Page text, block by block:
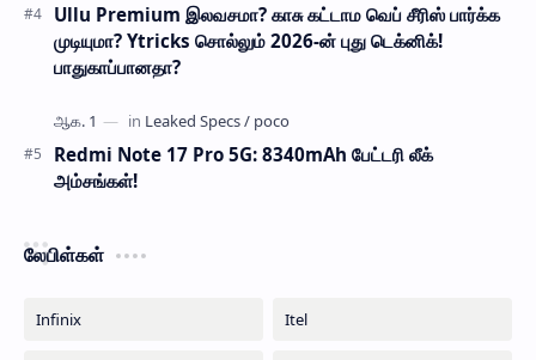
Ullu Premium இலவசமா? காசு கட்டாம வெப் சீரிஸ் பார்க்க
முடியுமா? Ytricks சொல்லும் 2026-ன் புது டெக்னிக்!
பாதுகாப்பானதா?
Redmi Note 17 Pro 5G: 8340mAh பேட்டரி லீக்
அம்சங்கள்!
லேபிள்கள்